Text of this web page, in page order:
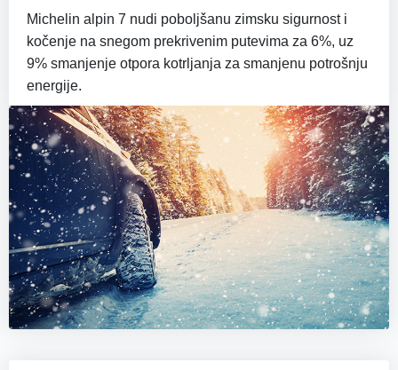
Michelin alpin 7 nudi poboljšanu zimsku sigurnost i
kočenje na snegom prekrivenim putevima za 6%, uz
9% smanjenje otpora kotrljanja za smanjenu potrošnju
energije.